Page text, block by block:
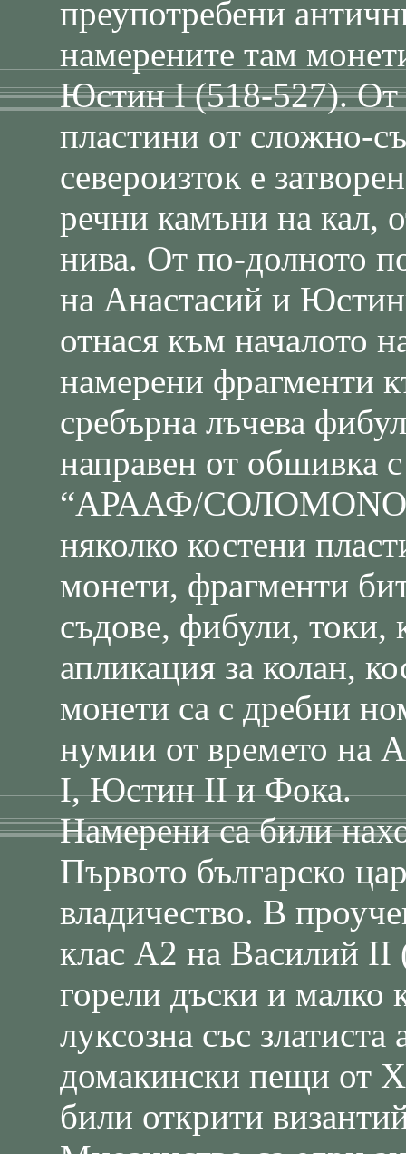
преупотребени
намерените там
Юстин І (518-527). От
пластини от сложно-
североизток е
речни камъни на кал,
нива. От по-долното
на Анастасий и
отнася към началото
намерени фрагменти
сребърна лъчева
направен от обшивка
“АРААФ/СОЛОМОNО”,
няколко костени
монети, фрагменти
съдове, фибули, токи,
апликация за колан,
монети са с дребни
нумии от времето на
І, Юстин II и Фока.
Намерени са били
Първото българско
владичество. В
клас А2 на Василий
горели дъски и малко
луксозна със
домакински пещи от
били открити